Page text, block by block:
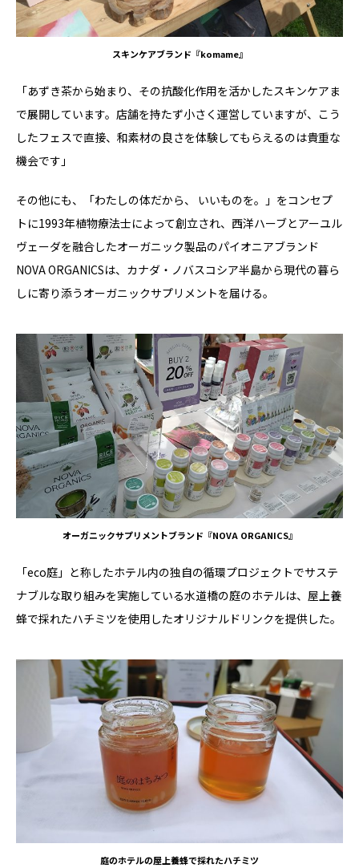
スキンケアブランド『komame』
「あずき茶から始まり、その抗酸化作用を活かしたスキンケアま
で展開しています。店舗を持たず小さく運営していますが、こう
したフェスで直接、和素材の良さを体験してもらえるのは貴重な
機会です」
その他にも、「わたしの体だから、 いいものを。」をコンセプ
トに1993年植物療法士によって創立され、西洋ハーブとアーユル
ヴェーダを融合したオーガニック製品のパイオニアブランド
NOVA ORGANICSは、カナダ・ノバスコシア半島から現代の暮ら
しに寄り添うオーガニックサプリメントを届ける。
オーガニックサプリメントブランド『NOVA ORGANICS』
「eco庭」と称したホテル内の独自の循環プロジェクトでサステ
ナブルな取り組みを実施している水道橋の庭のホテルは、屋上養
蜂で採れたハチミツを使用したオリジナルドリンクを提供した。
庭のホテルの屋上養蜂で採れたハチミツ